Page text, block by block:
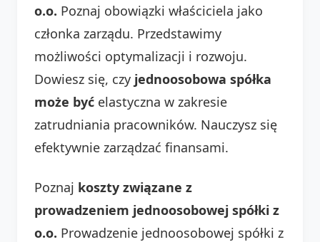
o.o. Poznaj obowiązki właściciela jako
członka zarządu. Przedstawimy
możliwości optymalizacji i rozwoju.
Dowiesz się, czy jednoosobowa spółka
może być elastyczna w zakresie
zatrudniania pracowników. Nauczysz się
efektywnie zarządzać finansami.
Poznaj koszty związane z
prowadzeniem jednoosobowej spółki z
o.o. Prowadzenie jednoosobowej spółki z